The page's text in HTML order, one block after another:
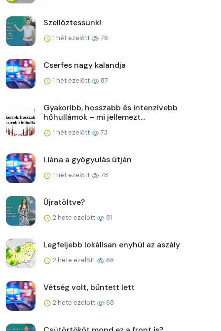
Szellőztessünk!
1 hét ezelőtt 76
Cserfes nagy kalandja
1 hét ezelőtt 87
Gyakoribb, hosszabb és intenzívebb
hőhullámok – mi jellemezt...
1 hét ezelőtt 73
Liána a gyógyulás útján
1 hét ezelőtt 78
Újratöltve?
2 hete ezelőtt 81
Legfeljebb lokálisan enyhül az aszály
2 hete ezelőtt 66
Vétség volt, bűntett lett
2 hete ezelőtt 68